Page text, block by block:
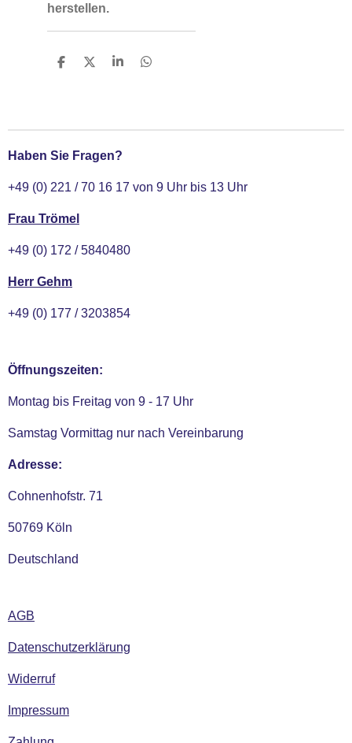
herstellen.
T
n
T
n
T
n
T
n
Haben Sie Fragen?
+49 (0) 221 / 70 16 17 von 9 Uhr bis 13 Uhr
Frau Trömel
+49 (0) 172 / 5840480
Herr Gehm
+49 (0) 177 / 3203854
Öffnungszeiten:
Montag bis Freitag von 9 - 17 Uhr
Samstag Vormittag nur nach Vereinbarung
Adresse:
Cohnenhofstr. 71
50769 Köln
Deutschland
AGB
Datenschutzerklärung
Widerruf
Impressum